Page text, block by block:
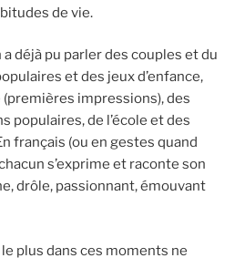
de vie.
déjà pu parler des couples et du
et des jeux d’enfance,
(premières impressions), des
populaires, de l’école et des
français (ou en gestes quand
s’exprime et raconte son
drôle, passionnant, émouvant
plus dans ces moments ne